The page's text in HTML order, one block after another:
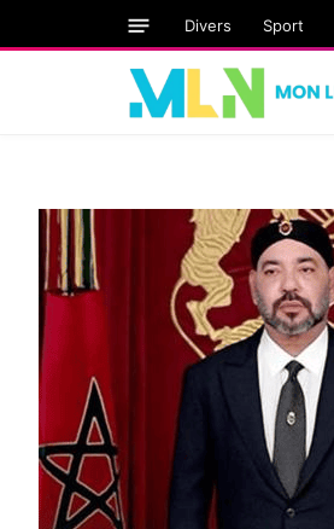
Divers Sport